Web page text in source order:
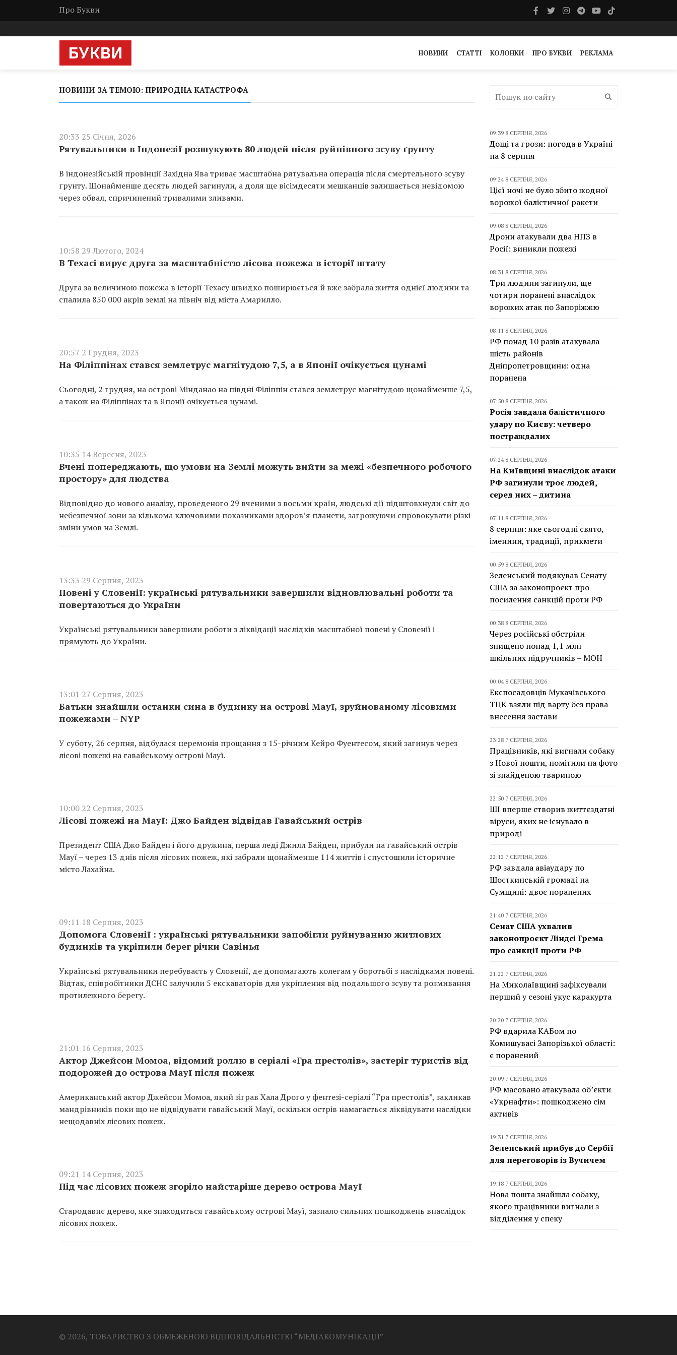
Про Букви
НОВИНИ СТАТТІ КОЛОНКИ ПРО БУКВИ РЕКЛАМА
НОВИНИ ЗА ТЕМОЮ: ПРИРОДНА КАТАСТРОФА
20:33 25 Січня, 2026
Рятувальники в Індонезії розшукують 80 людей після руйнівного зсуву ґрунту
В індонезійській провінції Західна Ява триває масштабна рятувальна операція після смертельного зсуву
ґрунту. Щонайменше десять людей загинули, а доля ще вісімдесяти мешканців залишається невідомою
через обвал, спричинений тривалими зливами.
10:58 29 Лютого, 2024
В Техасі вирує друга за масштабністю лісова пожежа в історії штату
Друга за величиною пожежа в історії Техасу швидко поширюється й вже забрала життя однієї людини та
спалила 850 000 акрів землі на північ від міста Амарилло.
20:57 2 Грудня, 2023
На Філіппінах стався землетрус магнітудою 7,5, а в Японії очікується цунамі
Сьогодні, 2 грудня, на острові Мінданао на півдні Філіппін стався землетрус магнітудою щонайменше 7,5,
а також на Філіппінах та в Японії очікується цунамі.
10:35 14 Вересня, 2023
Вчені попереджають, що умови на Землі можуть вийти за межі «безпечного робочого
простору» для людства
Відповідно до нового аналізу, проведеного 29 вченими з восьми країн, людські дії підштовхнули світ до
небезпечної зони за кількома ключовими показниками здоров’я планети, загрожуючи спровокувати різкі
зміни умов на Землі.
13:33 29 Серпня, 2023
Повені у Словенії: українські рятувальники завершили відновлювальні роботи та
повертаються до України
Українські рятувальники завершили роботи з ліквідації наслідків масштабної повені у Словенії і
прямують до України.
13:01 27 Серпня, 2023
Батьки знайшли останки сина в будинку на острові Мауї, зруйнованому лісовими
пожежами – NYP
У суботу, 26 серпня, відбулася церемонія прощання з 15-річним Кейро Фуентесом, який загинув через
лісові пожежі на гавайському острові Мауї.
10:00 22 Серпня, 2023
Лісові пожежі на Мауї: Джо Байден відвідав Гавайський острів
Президент США Джо Байден і його дружина, перша леді Джилл Байден, прибули на гавайський острів
Мауї – через 13 днів після лісових пожеж, які забрали щонайменше 114 життів і спустошили історичне
місто Лахайна.
09:11 18 Серпня, 2023
Допомога Словенії : українські рятувальники запобігли руйнуванню житлових
будинків та укріпили берег річки Савінья
Українські рятувальники перебуваєть у Словенії, де допомагають колегам у боротьбі з наслідками повені.
Відтак, співробітники ДСНС залучили 5 екскаваторів для укріплення від подальшого зсуву та розмивання
протилежного берегу.
21:01 16 Серпня, 2023
Актор Джейсон Момоа, відомий роллю в серіалі «Гра престолів», застеріг туристів від
подорожей до острова Мауї після пожеж
Американський актор Джейсон Момоа, який зіграв Хала Дрого у фентезі-серіалі “Гра престолів”, закликав
мандрівників поки що не відвідувати гавайський Мауї, оскільки острів намагається ліквідувати наслідки
нещодавніх лісових пожеж.
09:21 14 Серпня, 2023
Під час лісових пожеж згоріло найстаріше дерево острова Мауї
Стародавнє дерево, яке знаходиться гавайському острові Мауї, зазнало сильних пошкоджень внаслідок
лісових пожеж.
09:39 8 СЕРПНЯ, 2026
Дощі та грози: погода в Україні
на 8 серпня
09:24 8 СЕРПНЯ, 2026
Цієї ночі не було збито жодної
ворожої балістичної ракети
09:08 8 СЕРПНЯ, 2026
Дрони атакували два НПЗ в
Росії: виникли пожежі
08:31 8 СЕРПНЯ, 2026
Три людини загинули, ще
чотири поранені внаслідок
ворожих атак по Запоріжжю
08:11 8 СЕРПНЯ, 2026
РФ понад 10 разів атакувала
шість районів
Дніпропетровщини: одна
поранена
07:50 8 СЕРПНЯ, 2026
Росія завдала балістичного
удару по Києву: четверо
постраждалих
07:24 8 СЕРПНЯ, 2026
На Київщині внаслідок атаки
РФ загинули троє людей,
серед них – дитина
07:11 8 СЕРПНЯ, 2026
8 серпня: яке сьогодні свято,
іменини, традиції, прикмети
00:59 8 СЕРПНЯ, 2026
Зеленський подякував Сенату
США за законопроєкт про
посилення санкцій проти РФ
00:38 8 СЕРПНЯ, 2026
Через російські обстріли
знищено понад 1,1 млн
шкільних підручників – МОН
00:04 8 СЕРПНЯ, 2026
Експосадовців Мукачівського
ТЦК взяли під варту без права
внесення застави
23:28 7 СЕРПНЯ, 2026
Працівників, які вигнали собаку
з Нової пошти, помітили на фото
зі знайденою твариною
22:50 7 СЕРПНЯ, 2026
ШІ вперше створив життєздатні
віруси, яких не існувало в
природі
22:12 7 СЕРПНЯ, 2026
РФ завдала авіаудару по
Шосткинській громаді на
Сумщині: двоє поранених
21:40 7 СЕРПНЯ, 2026
Сенат США ухвалив
законопроєкт Ліндсі Грема
про санкції проти РФ
21:22 7 СЕРПНЯ, 2026
На Миколаївщині зафіксували
перший у сезоні укус каракурта
20:20 7 СЕРПНЯ, 2026
РФ вдарила КАБом по
Комишувасі Запорізької області:
є поранений
20:09 7 СЕРПНЯ, 2026
РФ масовано атакувала об’єкти
«Укрнафти»: пошкоджено сім
активів
19:31 7 СЕРПНЯ, 2026
Зеленський прибув до Сербії
для переговорів із Вучичем
19:18 7 СЕРПНЯ, 2026
Нова пошта знайшла собаку,
якого працівники вигнали з
відділення у спеку
© 2026, ТОВАРИСТВО З ОБМЕЖЕНОЮ ВІДПОВІДАЛЬНІСТЮ “МЕДІАКОМУНІКАЦІЇ”